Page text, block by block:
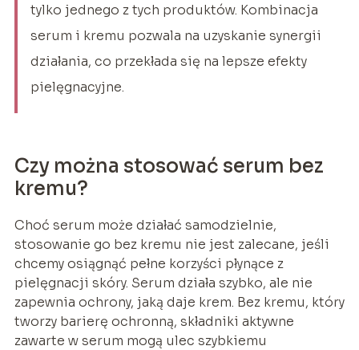
tylko jednego z tych produktów. Kombinacja
serum i kremu pozwala na uzyskanie synergii
działania, co przekłada się na lepsze efekty
pielęgnacyjne.
Czy można stosować serum bez
kremu?
Choć serum może działać samodzielnie,
stosowanie go bez kremu nie jest zalecane, jeśli
chcemy osiągnąć pełne korzyści płynące z
pielęgnacji skóry. Serum działa szybko, ale nie
zapewnia ochrony, jaką daje krem. Bez kremu, który
tworzy barierę ochronną, składniki aktywne
zawarte w serum mogą ulec szybkiemu